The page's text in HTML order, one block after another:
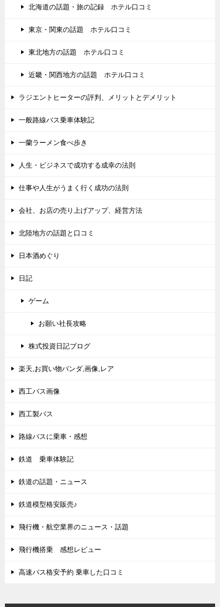
北海道の話題・旅の記録 ホテル口コミ
東京・関東の話題 ホテル口コミ
東北地方の話題 ホテル口コミ
近畿・関西地方の話題 ホテル口コミ
ラジエントヒーターの評判、メリットとデメリット
一般路線バス乗車体験記
一蘭ラーメン食べ歩き
人生・ビジネスで成功する成幸の法則
仕事や人生がうまく行く成功の法則
会社、お店の売り上げアップ、経営方法
北陸地方の話題と口コミ
日本酒めぐり
日記
ゲーム
お願い社長攻略
株式投資日記ブログ
楽天,お買い物パンダ,画像,レア
西工バス画像
西工製バス
路線バスに乗車・感想
鉄道 乗車体験記
鉄道の話題・ニュース
鉄道模型格安販売♪
飛行機・航空業界のニュース・話題
飛行機搭乗 感想レビュー
高速バス格安予約 乗車した口コミ